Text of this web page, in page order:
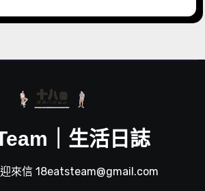
｜生活日誌
來信 18eatsteam@gmail.com